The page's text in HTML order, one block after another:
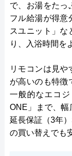
で、お湯をたっ
フル給湯が得意
スユニット」な
り、入浴時間を
リモコンは見
が高いのも特徴
一般的なエコ
ONE」まで、
延長保証（3年
の買い替えでも